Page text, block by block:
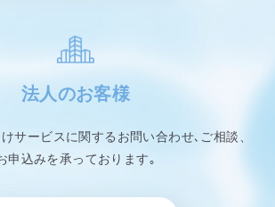
法人のお客様
サービスに関するお問い合わせ､ご相談、
申込みを承っております｡